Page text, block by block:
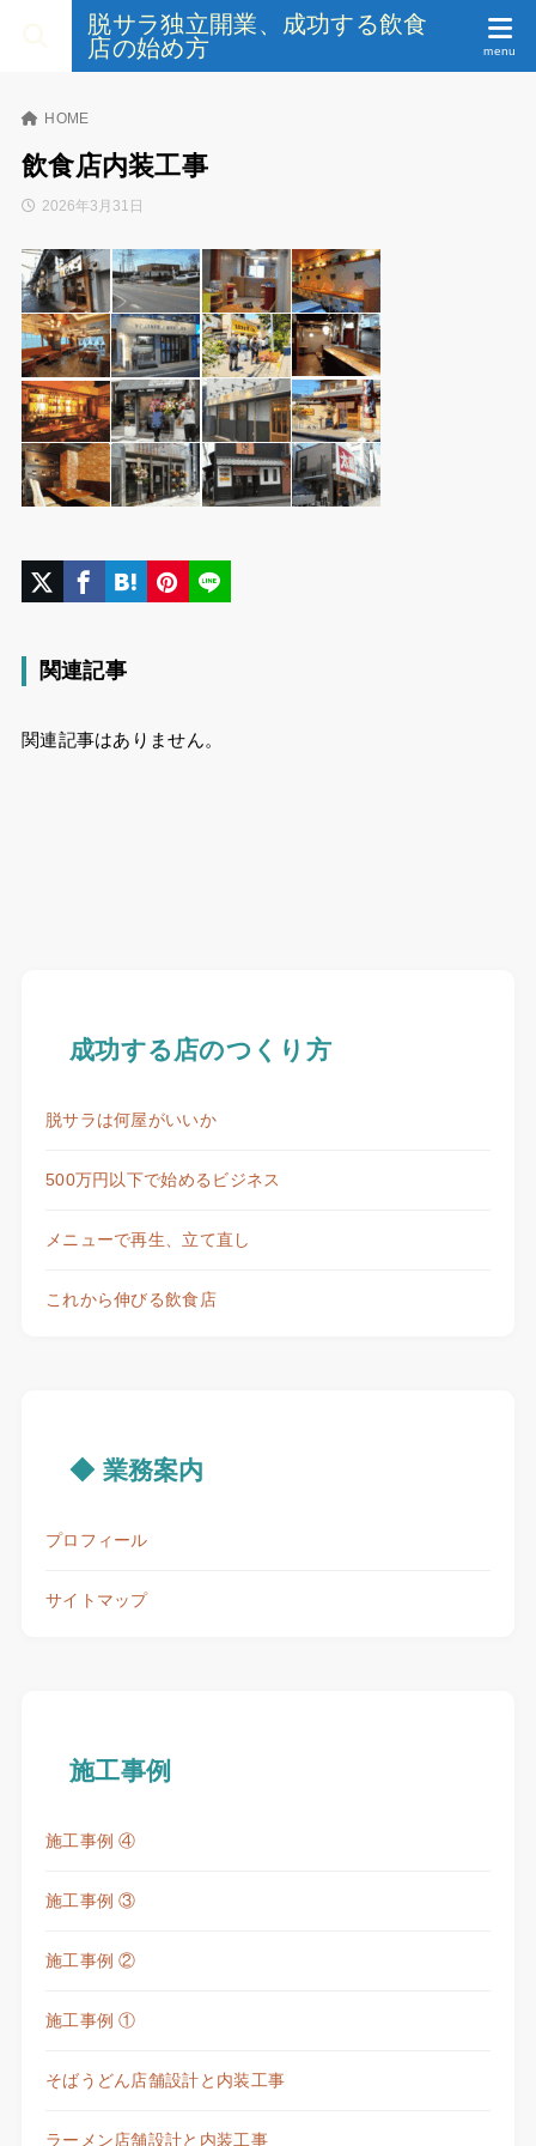
脱サラ独立開業、成功する飲食
店の始め方
HOME
飲食店内装工事
2026年3月31日
関連記事
関連記事はありません。
成功する店のつくり方
脱サラは何屋がいいか
500万円以下で始めるビジネス
メニューで再生、立て直し
これから伸びる飲食店
◆ 業務案内
プロフィール
サイトマップ
施工事例
施工事例 ④
施工事例 ③
施工事例 ②
施工事例 ①
そばうどん店舗設計と内装工事
ラーメン店舗設計と内装工事